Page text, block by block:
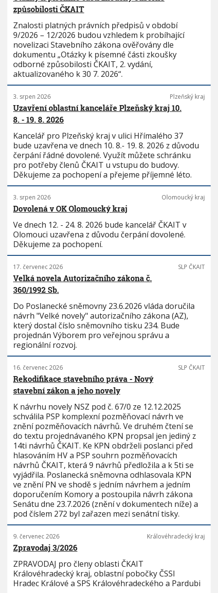
způsobilosti ČKAIT
Znalosti platných právních předpisů v období
9/2026 – 12/2026 budou vzhledem k probíhající
novelizaci Stavebního zákona ověřovány dle
dokumentu „Otázky k písemné části zkoušky
odborné způsobilosti ČKAIT, 2. vydání,
aktualizovaného k 30 7. 2026“.
3. srpen 2026 Plzeňský kraj
Uzavření oblastní kanceláře Plzeňský kraj 10.
8. - 19. 8. 2026
Kancelář pro Plzeňský kraj v ulici Hřímalého 37
bude uzavřena ve dnech 10. 8.- 19. 8. 2026 z důvodu
čerpání řádné dovolené. Využít můžete schránku
pro potřeby členů ČKAIT u vstupu do budovy.
Děkujeme za pochopení a přejeme příjemné léto.
3. srpen 2026 Olomoucký kraj
Dovolená v OK Olomoucký kraj
Ve dnech 12. - 24. 8. 2026 bude kancelář ČKAIT v
Olomouci uzavřena z důvodu čerpání dovolené.
Děkujeme za pochopení.
17. červenec 2026 SLP ČKAIT
Velká novela Autorizačního zákona č.
360/1992 Sb.
Do Poslanecké sněmovny 23.6.2026 vláda doručila
návrh "Velké novely" autorizačního zákona (AZ),
který dostal číslo sněmovního tisku 234. Bude
projednán Výborem pro veřejnou správu a
regionální rozvoj.
16. červenec 2026 SLP ČKAIT
Rekodifikace stavebního práva - Nový
stavební zákon a jeho novely
K návrhu novely NSZ pod č. 67/0 ze 12.12.2025
schválila PSP komplexní pozměňovací návrh ve
znění pozměňovacích návrhů. Ve druhém čtení se
do textu projednávaného KPN propsal jen jediný z
14ti návrhů ČKAIT. Ke KPN obdrželi poslanci před
hlasováním HV a PSP souhrn pozměňovacích
návrhů ČKAIT, která 9 návrhů předložila a k 5ti se
vyjádřila. Poslanecká sněmovna odhlasovala KPN
ve znění PN ve shodě s jedním návrhem a jedním
doporučením Komory a postoupila návrh zákona
Senátu dne 23.7.2026 (znění v dokumentech níže) a
pod číslem 272 byl zařazen mezi senátní tisky.
9. červenec 2026 Královéhradecký kraj
Zpravodaj 3/2026
ZPRAVODAJ pro členy oblasti ČKAIT
Královéhradecký kraj, oblastní pobočky ČSSI
Hradec Králové a SPS Královéhradeckého a Pardubi